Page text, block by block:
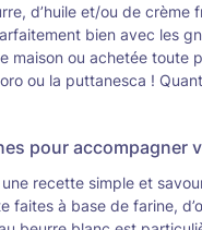
d’huile et/ou de
bien avec les
maison ou achetée
ou la puttanesca !
pour accompagner
recette simple et
faites à base de farine,